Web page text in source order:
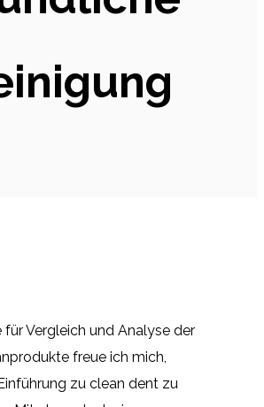
für Vergleich und Analyse der
freue ich mich,
zu clean dent zu